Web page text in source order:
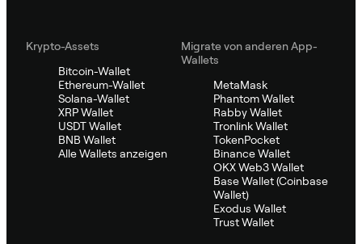
Krypto-Assets
Bitcoin-Wallet
Ethereum-Wallet
Solana-Wallet
XRP Wallet
USDT Wallet
BNB Wallet
Alle Wallets anzeigen
Migrate von anderen App-
Wallets
MetaMask
Phantom Wallet
Rabby Wallet
Tronlink Wallet
TokenPocket
Binance Wallet
OKX Web3 Wallet
Base Wallet (Coinbase
Wallet)
Exodus Wallet
Trust Wallet